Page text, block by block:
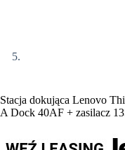
Stacja dokująca Lenovo
A Dock 40AF + zasilacz